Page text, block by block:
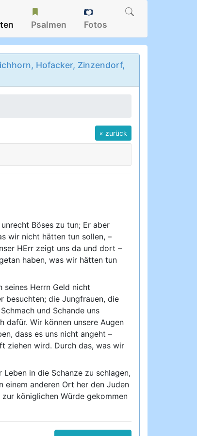
Psalmen Fotos
Hofacker, Zinzendorf,
« zurück
Böses zu tun; Er aber
wir nicht hätten tun sollen, –
HErr zeigt uns da und dort –
haben, was wir hätten tun
seines Herrn Geld nicht
besuchten; die Jungfrauen, die
und Schande uns
dafür. Wir können unsere Augen
dass es uns nicht angeht –
ziehen wird. Durch das, was wir
in die Schanze zu schlagen,
einem anderen Ort her den Juden
königlichen Würde gekommen